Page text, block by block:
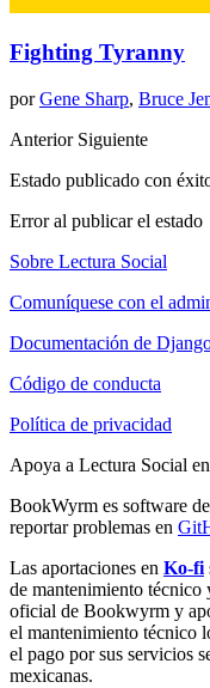
Fighting Tyranny
porGene Sharp, Bruce
Anterior Siguiente
Estado publicado con
Error al publicar el estado
Sobre Lectura Social
Comuníquese con el
Documentación de
Código de conducta
Política de privacidad
Apoya a Lectura Social en
BookWyrm es software
reportar problemas en
Las aportaciones en Ko-fi
de mantenimiento técnico
oficial de Bookwyrm y
el mantenimiento técnico
el pago por sus servicios
mexicanas.